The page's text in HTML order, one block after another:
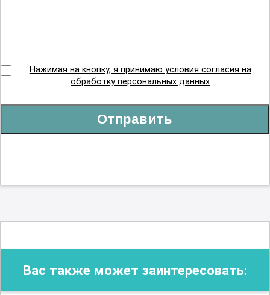
Нажимая на кнопку, я принимаю условия согласия на
обработку персональных данных
Отправить
Вас также может заинтересовать: